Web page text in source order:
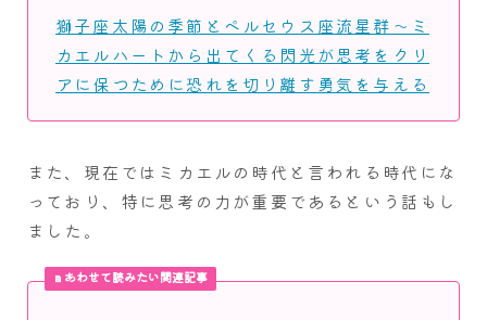
獅子座太陽の季節とペルセウス座流星群～ミ
カエルハートから出てくる閃光が思考をクリ
アに保つために恐れを切り離す勇気を与える
また、現在ではミカエルの時代と言われる時代にな
っており、特に思考の力が重要であるという話もし
ました。
あわせて読みたい関連記事